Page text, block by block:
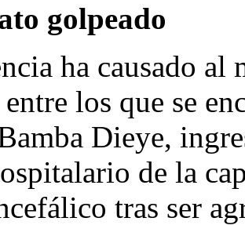
golpeado
ha causado al
los que se
Dieye,
de la
tras ser